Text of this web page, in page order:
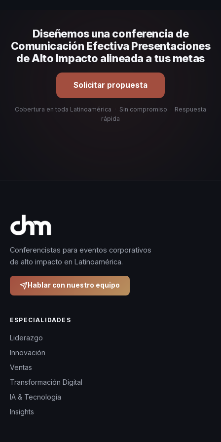
organizacional. En CHM Latinoamérica te ayudamos con
una selección estratégica basada en estos criterios.
Diseñemos una conferencia de
Comunicación Efectiva Presentaciones
de Alto Impacto alineada a tus metas
Solicitar propuesta
Cobertura en toda Latinoamérica · Sin compromiso · Respuesta
rápida
Conferencistas para eventos corporativos
de alto impacto en Latinoamérica.
Hablar con nuestro equipo
ESPECIALIDADES
Liderazgo
Innovación
Ventas
Transformación Digital
IA & Tecnología
Insights